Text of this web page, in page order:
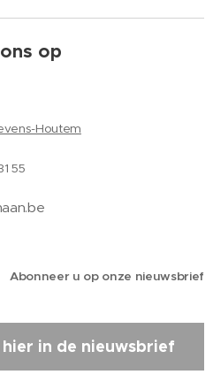
op
Houtem
55
Abonneer u op onze nieuwsbrief
in de nieuwsbrief